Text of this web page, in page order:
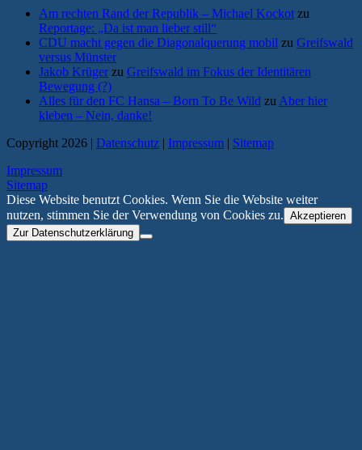
Am rechten Rand der Republik – Michael Kockotzu
Reportage: „Da ist man lieber still“
CDU macht gegen die Diagonalquerung mobil zu Greifswald
versus Münster
Jakob Krüger zu Greifswald im Fokus der Identitären
Bewegung (?)
Alles für den FC Hansa – Born To Be Wild zuAber hier
kleben – Nein, danke!
Copyright 2026 | Datenschutz | Impressum | Sitemap
Impressum
Sitemap
Diese Website benutzt Cookies. Wenn Sie die Website weiter
nutzen, stimmen Sie der Verwendung von Cookies zu. Akzeptieren
Zur Datenschutzerklärung